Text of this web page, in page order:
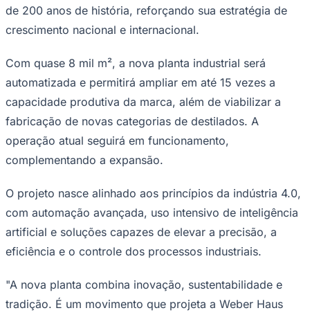
Palmeiras
de 200 anos de história, reforçando sua estratégia de
crescimento nacional e internacional.
Com quase 8 mil m², a nova planta industrial será
automatizada e permitirá ampliar em até 15 vezes a
capacidade produtiva da marca, além de viabilizar a
fabricação de novas categorias de destilados. A
operação atual seguirá em funcionamento,
complementando a expansão.
O projeto nasce alinhado aos princípios da indústria 4.0,
com automação avançada, uso intensivo de inteligência
artificial e soluções capazes de elevar a precisão, a
eficiência e o controle dos processos industriais.
"A nova planta combina inovação, sustentabilidade e
tradição. É um movimento que projeta a Weber Haus